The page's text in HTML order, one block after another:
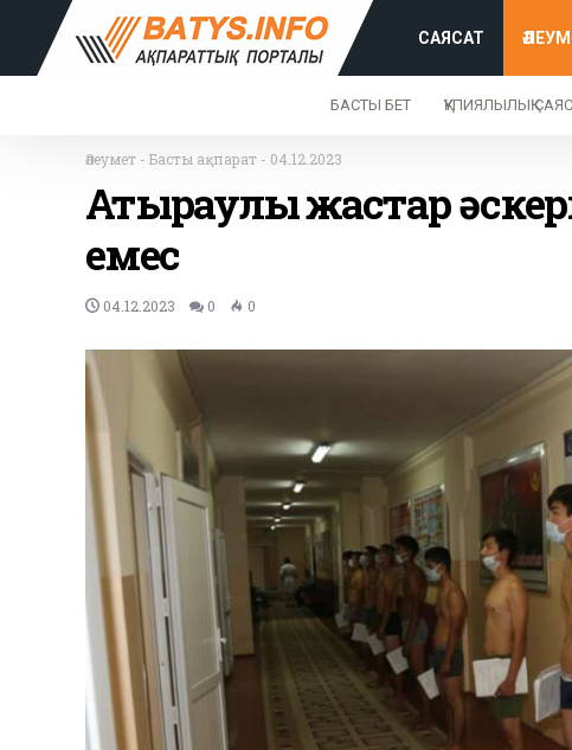
САЯСАТ
БАСТЫ БЕТ ҚҰПИЯЛЫЛЫҚ
Әлеумет - Басты ақпарат - 04.12.2023
Атыраулық жастар
емес
04.12.2023 0 0